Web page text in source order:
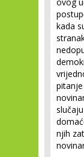
kada
njih